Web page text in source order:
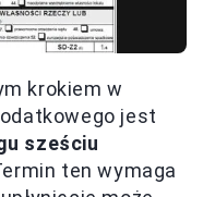
krokiem w
jest
sześciu
ten wymaga